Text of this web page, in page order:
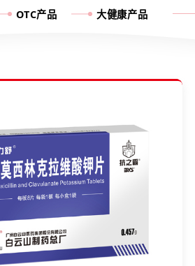
OTC产品 大健康产品